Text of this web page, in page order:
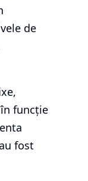
de
în funcție
fost